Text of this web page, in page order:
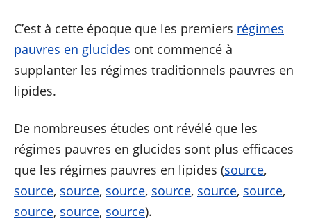
C’est à cette époque que les premiers régimes
pauvres en glucides ont commencé à
supplanter les régimes traditionnels pauvres en
lipides.
De nombreuses études ont révélé que les
régimes pauvres en glucides sont plus efficaces
que les régimes pauvres en lipides (source,
source, source, source, source, source, source,
source, source, source).